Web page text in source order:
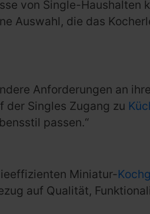
von Single-Haushalten
Auswahl, die das
Anforderungen an
der Singles Zugang zu
passen.“
Miniatur-
auf Qualität,